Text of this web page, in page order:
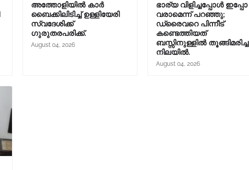
അത്തോളിയിൽ കാർ
ബൈക്കിലിടിച്ച് ഉള്ളിയേരി
സ്വദേശിക്ക്
ഗുരുതരപരിക്ക്.
August 04, 2026
ഭാര്യ വിളിച്ചപ്പോള്‍ ഇപ്പോ
വരാമെന്ന് പറഞ്ഞു;
ഡ്രൈവറെ പിന്നീട്
കണ്ടെത്തിയത്
ബസ്സിനുള്ളില്‍ തൂങ്ങിമരിച്ച
നിലയിൽ.
August 04, 2026